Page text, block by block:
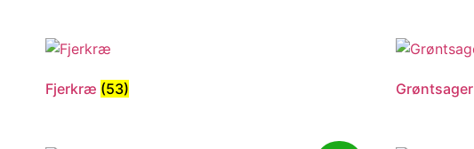
Fjerkræ (53) Grøntsager